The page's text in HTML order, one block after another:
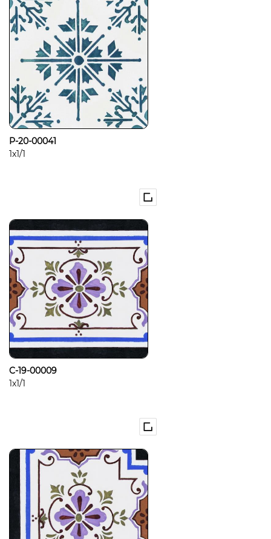
P-20-00041
1x1/1
C-19-00009
1x1/1